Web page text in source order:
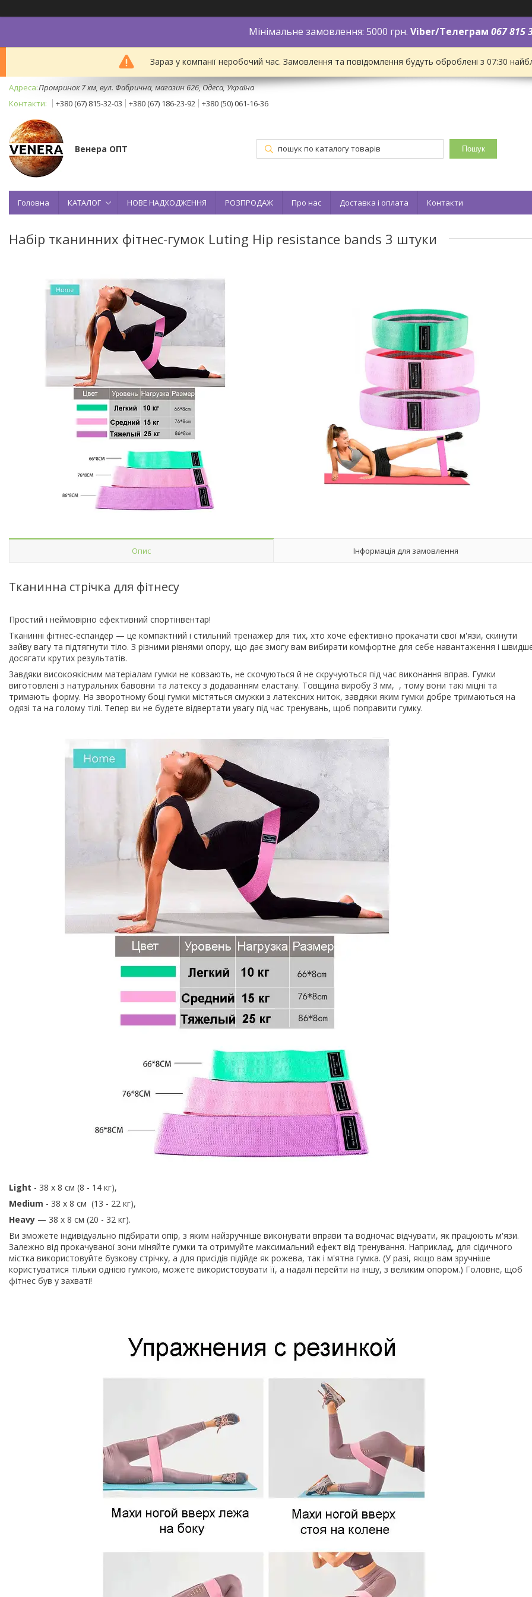
Мінімальне замовлення: 5000 грн. Viber/Телеграм 067 815
Зараз у компанії неробочий час. Замовлення та повідомлення будуть оброблені з 07:30
Промринок 7 км, вул. Фабрична, магазин 626, Одеса, Україна
+380 (67) 815-32-03
+380 (67) 186-23-92 +380 (50) 061-16-36
Венера ОПТ Пошук
Головна КАТАЛОГ НОВЕ НАДХОДЖЕННЯ РОЗПРОДАЖ Про нас Доставка і оплата Контакти
Набір тканинних фітнес-гумок Luting Hip resistance bands 3 штуки
Опис Інформація для замовлення
Тканинна стрічка для фітнесу
Простий і неймовірно ефективний спортінвентар!
Тканинні фітнес-еспандер — це компактний і стильний тренажер для тих, хто хоче ефективно прокачати свої м'язи, скинути
зайву вагу та підтягнути тіло. З різними рівнями опору, що дає змогу вам вибирати комфортне для себе навантаження і
досягати крутих результатів.
Завдяки високоякісним матеріалам гумки не ковзають, не скочуються й не скручуються під час виконання вправ. Гумки
виготовлені з натуральних бавовни та латексу з додаванням еластану. Товщина виробу 3 мм, , тому вони такі міцні та
тримають форму. На зворотному боці гумки містяться смужки з латексних ниток, завдяки яким гумки добре тримаються на
одязі та на голому тілі. Тепер ви не будете відвертати увагу під час тренувань, щоб поправити гумку.
Light - 38 х 8 см (8 - 14 кг),
Medium - 38 х 8 см (13 - 22 кг),
Heavy — 38 х 8 см (20 - 32 кг).
Ви зможете індивідуально підбирати опір, з яким найзручніше виконувати вправи та водночас відчувати, як працюють м'язи.
Залежно від прокачуваної зони міняйте гумки та отримуйте максимальний ефект від тренування. Наприклад, для сідичного
містка використовуйте бузкову стрічку, а для присідів підійде як рожева, так і м'ятна гумка. (У разі, якщо вам зручніше
користуватися тільки однією гумкою, можете використовувати її, а надалі перейти на іншу, з великим опором.) Головне, щоб
фітнес був у захваті!